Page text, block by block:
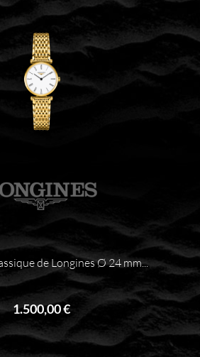
de Longines Ø 24 mm...
1.500,00 €